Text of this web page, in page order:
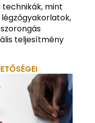
technikák, mint
teljesítmény